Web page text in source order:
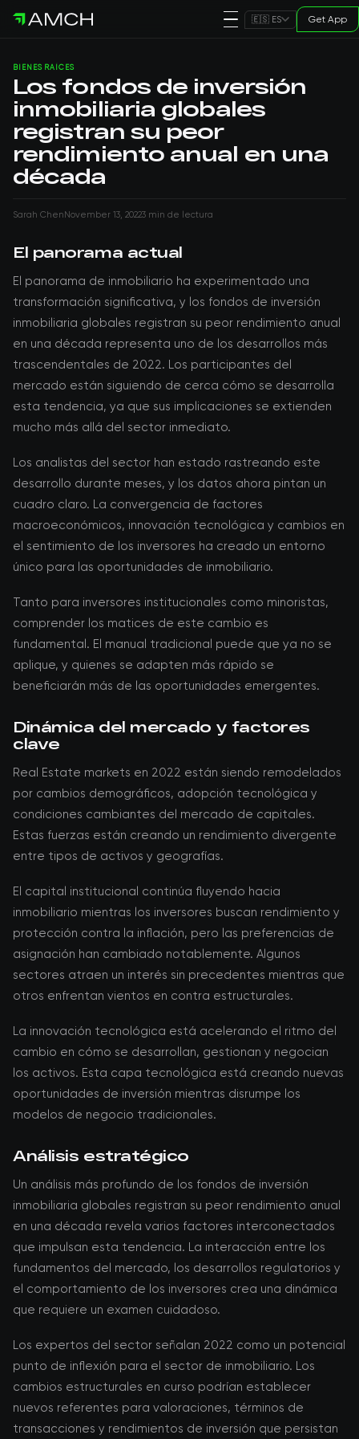
🇪🇸 ES Get App
BIENES RAÍCES
Los fondos de inversión
inmobiliaria globales
registran su peor
rendimiento anual en una
década
Sarah ChenNovember 13, 20223 min de lectura
El panorama actual
El panorama de inmobiliario ha experimentado una
transformación significativa, y los fondos de inversión
inmobiliaria globales registran su peor rendimiento anual
en una década representa uno de los desarrollos más
trascendentales de 2022. Los participantes del
mercado están siguiendo de cerca cómo se desarrolla
esta tendencia, ya que sus implicaciones se extienden
mucho más allá del sector inmediato.
Los analistas del sector han estado rastreando este
desarrollo durante meses, y los datos ahora pintan un
cuadro claro. La convergencia de factores
macroeconómicos, innovación tecnológica y cambios en
el sentimiento de los inversores ha creado un entorno
único para las oportunidades de inmobiliario.
Tanto para inversores institucionales como minoristas,
comprender los matices de este cambio es
fundamental. El manual tradicional puede que ya no se
aplique, y quienes se adapten más rápido se
beneficiarán más de las oportunidades emergentes.
Dinámica del mercado y factores
clave
Real Estate markets en 2022 están siendo remodelados
por cambios demográficos, adopción tecnológica y
condiciones cambiantes del mercado de capitales.
Estas fuerzas están creando un rendimiento divergente
entre tipos de activos y geografías.
El capital institucional continúa fluyendo hacia
inmobiliario mientras los inversores buscan rendimiento y
protección contra la inflación, pero las preferencias de
asignación han cambiado notablemente. Algunos
sectores atraen un interés sin precedentes mientras que
otros enfrentan vientos en contra estructurales.
La innovación tecnológica está acelerando el ritmo del
cambio en cómo se desarrollan, gestionan y negocian
los activos. Esta capa tecnológica está creando nuevas
oportunidades de inversión mientras disrumpe los
modelos de negocio tradicionales.
Análisis estratégico
Un análisis más profundo de los fondos de inversión
inmobiliaria globales registran su peor rendimiento anual
en una década revela varios factores interconectados
que impulsan esta tendencia. La interacción entre los
fundamentos del mercado, los desarrollos regulatorios y
el comportamiento de los inversores crea una dinámica
que requiere un examen cuidadoso.
Los expertos del sector señalan 2022 como un potencial
punto de inflexión para el sector de inmobiliario. Los
cambios estructurales en curso podrían establecer
nuevos referentes para valoraciones, términos de
transacciones y rendimientos de inversión que persistan